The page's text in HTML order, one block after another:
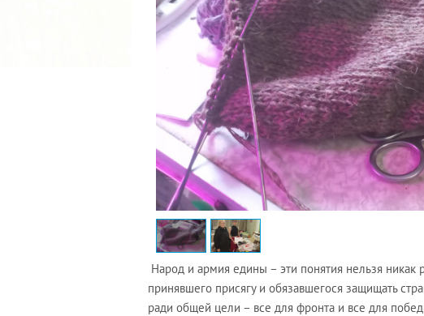
Народ и армия едины – эти понятия нельзя никак
принявшего присягу и обязавшегося защищать
ради общей цели – все для фронта и все для
2022 ГОД ПРОВОЗГЛАШЕН ГОДОМ
МАТЕРИ В ЯКУТИИ
19.12.2021